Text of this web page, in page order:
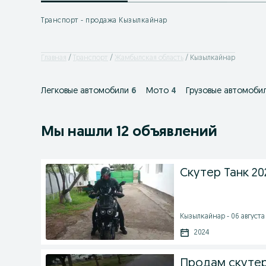
Транспорт - продажа Кызылкайнар
Главная Транспорт Жамбылская область Кызылкайнар
Легковые автомобили 6 Мото 4 Грузовые
Мы нашли 12 объявлений
Скутер Танк
Кызылкайнар - 06 августа
2024
Продам